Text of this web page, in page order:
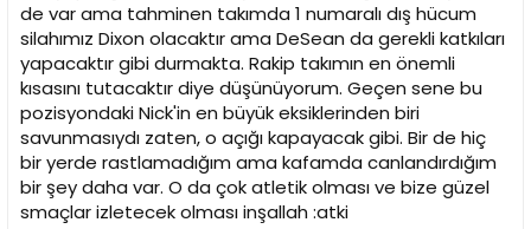
de var ama tahminen takımda 1 numaralı dış hücum
silahımız Dixon olacaktır ama DeSean da gerekli katkıları
yapacaktır gibi durmakta. Rakip takımın en önemli
kısasını tutacaktır diye düşünüyorum. Geçen sene bu
pozisyondaki Nick'in en büyük eksiklerinden biri
savunmasıydı zaten, o açığı kapayacak gibi. Bir de hiç
bir yerde rastlamadığım ama kafamda canlandırdığım
bir şey daha var. O da çok atletik olması ve bize güzel
smaçlar izletecek olması inşallah :atki